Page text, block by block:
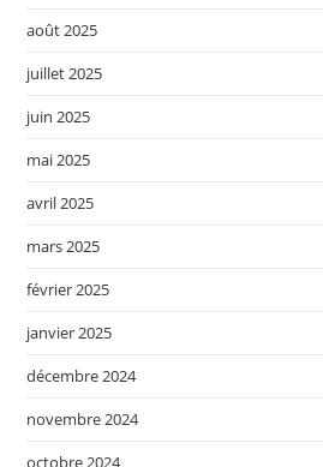
août 2025
juillet 2025
juin 2025
mai 2025
avril 2025
mars 2025
février 2025
janvier 2025
décembre 2024
novembre 2024
octobre 2024